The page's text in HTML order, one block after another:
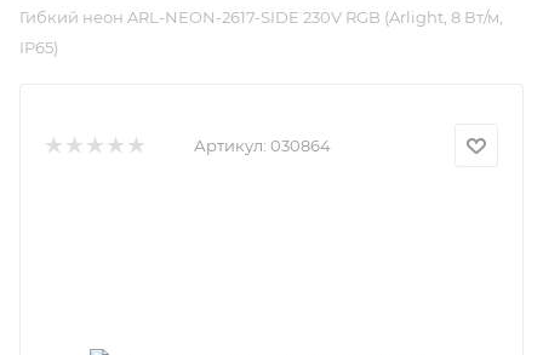
Гибкий неон ARL-NEON-2617-SIDE 230V RGB (Arlight, 8 Вт/м,
IP65)
Артикул: 030864